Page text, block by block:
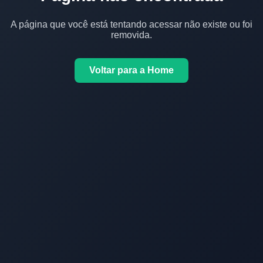
A página que você está tentando acessar não existe ou foi
removida.
Voltar para a Home